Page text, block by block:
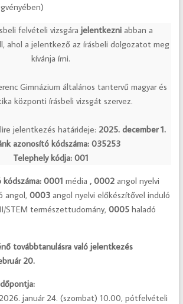
felvételi vizsgára jelentkezniabban a
ahol a jelentkező az írásbeli dolgozatot meg
kívánja írni.
Gimnázium általános tantervű magyar és
központi írásbeli vizsgát szervez.
jelentkezés határideje: 2025. december 1.
azonosító kódszáma: 035253
Telephely kódja: 001
0001 média , 0002 angol nyelvi
angol, 0003 angol nyelvi előkészítővel induló
STEM természettudomány, 0005haladó
továbbtanulásra való jelentkezés
20.
január 24. (szombat) 10.00, pótfelvételi